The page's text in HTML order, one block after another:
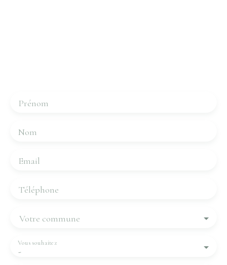
Prénom
Nom
Email
Téléphone
Votre commune
-
Vous souhaitez